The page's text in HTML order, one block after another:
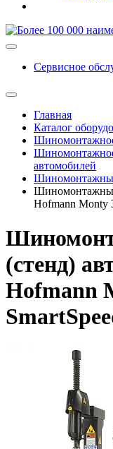
Сервисное
Главная
Каталог
автомобилей
Hofmann Monty
(стенд)
Hofmann